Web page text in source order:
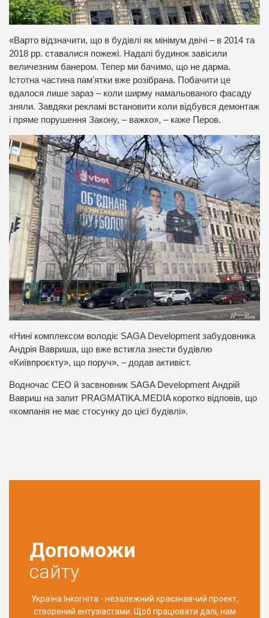
«Варто відзначити, що в будівлі як мінімум двічі – в 2014 та
2018 рр. ставалися пожежі. Надалі будинок завісили
величезним банером. Тепер ми бачимо, що не дарма.
Істотна частина памʼятки вже розібрана. Побачити це
вдалося лише зараз – коли ширму намальованого фасаду
зняли. Завдяки рекламі встановити коли відбувся демонтаж
і пряме порушення Закону, – важко», – каже Перов.
«Нині комплексом володіє SAGA Development забудовника
Андрія Вавриша, що вже встигла знести будівлю
«Київпроєкту», що поруч», – додав активіст.
Водночас CEO й засвновник SAGA Development Андрій
Вавриш на запит PRAGMATIKA.MEDIA коротко відповів, що
«компанія не має стосунку до цієї будівлі».
Допоможи
сайту
Україна Інкогніта - незалежний краєзнавчий проект,
створений ентузіастами. Щоб працювати далі, нам